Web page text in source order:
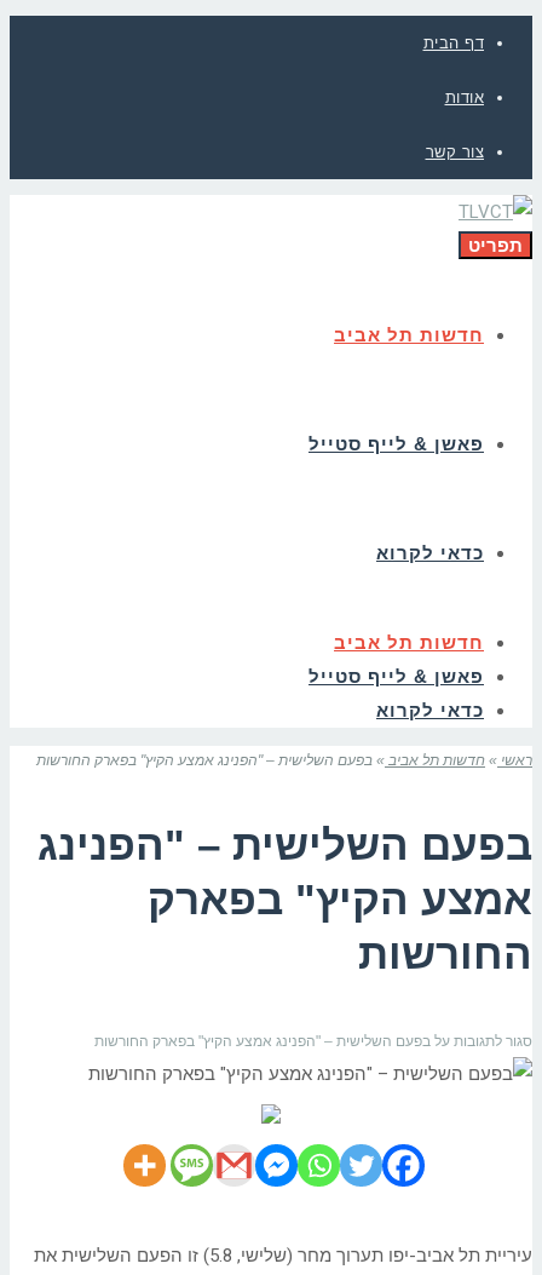
דף הבית
אודות
צור קשר
תפריט
חדשות תל אביב
פאשן & לייף סטייל
כדאי לקרוא
חדשות תל אביב
פאשן & לייף סטייל
כדאי לקרוא
ראשי » חדשות תל אביב » בפעם השלישית – "הפנינג אמצע הקיץ" בפארק החורשות
בפעם השלישית – "הפנינג
אמצע הקיץ" בפארק
החורשות
סגור לתגובות על בפעם השלישית – "הפנינג אמצע הקיץ" בפארק החורשות
עיריית תל אביב-יפו תערוך מחר (שלישי, 5.8) זו הפעם השלישית את